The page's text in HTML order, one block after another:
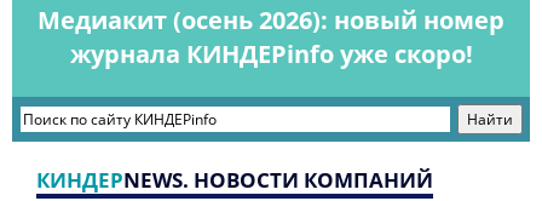
Медиакит (осень 2026): новый номер
журнала КИНДЕРinfo уже скоро!
КИНДЕРNEWS. НОВОСТИ КОМПАНИЙ